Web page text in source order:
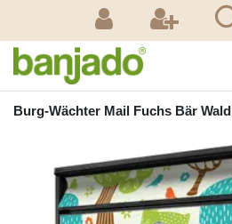
Burg-Wächter Mail Fuchs Bär Wald